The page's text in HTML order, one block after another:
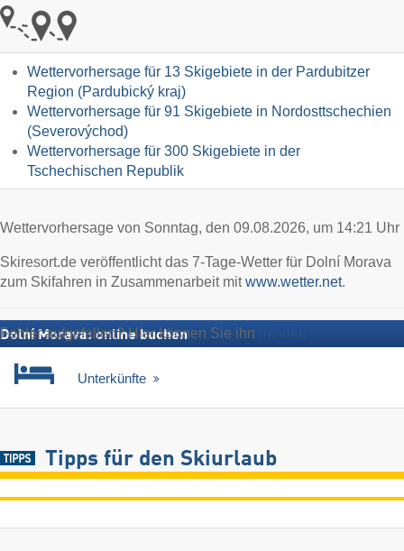
Wettervorhersage für 13 Skigebiete in der Pardubitzer
Region (Pardubický kraj)
Wettervorhersage für 91 Skigebiete in Nordosttschechien
(Severovýchod)
Wettervorhersage für 300 Skigebiete in der
Tschechischen Republik
Wettervorhersage von Sonntag, den 09.08.2026, um 14:21 Uhr
Skiresort.de veröffentlicht das 7-Tage-Wetter für Dolní Morava
zum Skifahren in Zusammenarbeit mitwww.wetter.net.
Fehler aufgefallen? Hier können Sie ihn
Dolní Morava: online buchen
Unterkünfte
Tipps für den Skiurlaub